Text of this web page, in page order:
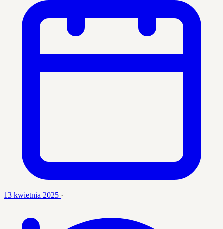
13 kwietnia 2025 ·